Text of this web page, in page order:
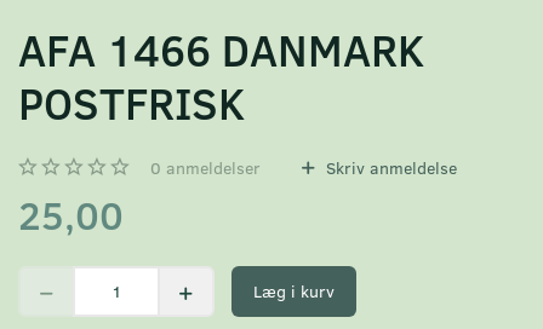
AFA 1466 DANMARK
POSTFRISK
0 anmeldelser Skriv anmeldelse
25,00
Læg i kurv